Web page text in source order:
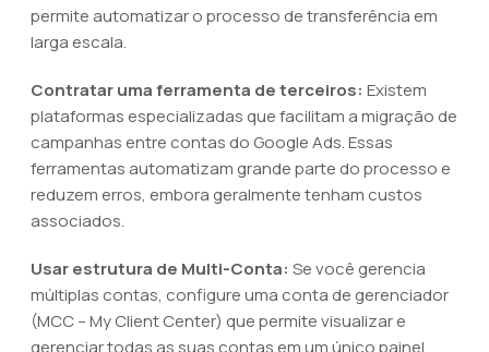
permite automatizar o processo de transferência em
larga escala.
Contratar uma ferramenta de terceiros: Existem
plataformas especializadas que facilitam a migração de
campanhas entre contas do Google Ads. Essas
ferramentas automatizam grande parte do processo e
reduzem erros, embora geralmente tenham custos
associados.
Usar estrutura de Multi-Conta: Se você gerencia
múltiplas contas, configure uma conta de gerenciador
(MCC – My Client Center) que permite visualizar e
gerenciar todas as suas contas em um único painel.